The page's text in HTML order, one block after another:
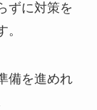
ずに対策を
備を進めれ